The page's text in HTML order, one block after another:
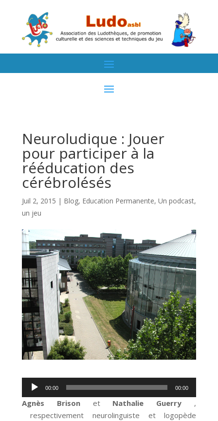
Neuroludique : Jouer
pour participer à la
rééducation des
cérébrolésés
Juil 2, 2015 | Blog, Education Permanente, Un podcast,
un jeu
Lecteur
audio
00:00 00:00
Agnès Brisonet Nathalie Guerry ,
respectivement neurolinguiste et logopède